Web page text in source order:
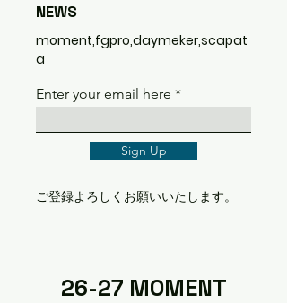
NEWS
moment,fgpro,daymeker,scapat
a
Enter your email here
Sign Up
​ご登録よろしくお願いいたします。
26-27 MOMENT